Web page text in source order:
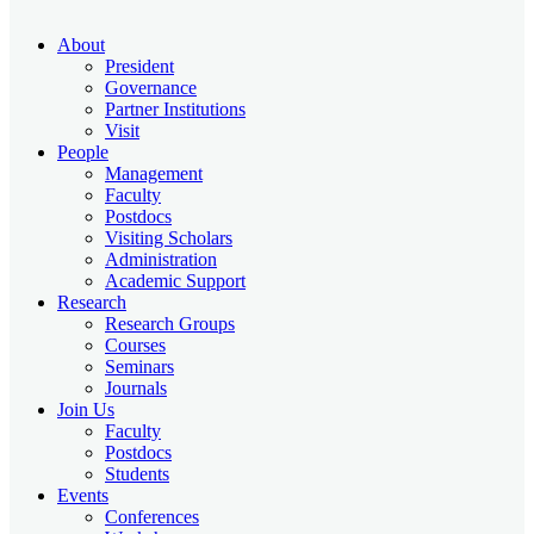
About
President
Governance
Partner Institutions
Visit
People
Management
Faculty
Postdocs
Visiting Scholars
Administration
Academic Support
Research
Research Groups
Courses
Seminars
Journals
Join Us
Faculty
Postdocs
Students
Events
Conferences